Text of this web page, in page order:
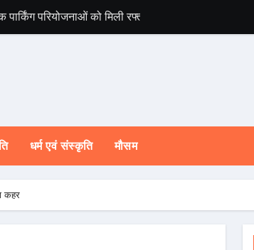
परियोजनाओं को मिली रफ्तार विश्व संस्कृत दिवस से
धर्म एवं संस्कृति मौसम
कहर